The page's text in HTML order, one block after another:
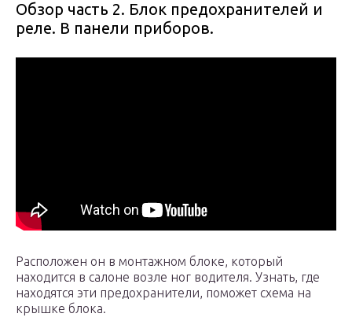
Обзор часть 2. Блок предохранителей и
реле. В панели приборов.
Расположен он в монтажном блоке, который
находится в салоне возле ног водителя. Узнать, где
находятся эти предохранители, поможет схема на
крышке блока.